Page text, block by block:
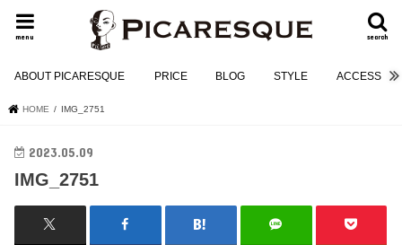
search
menu
ABOUT PICARESQUE PRICE BLOG STYLE ACCESS
HOME IMG_2751
2023.05.09
IMG_2751